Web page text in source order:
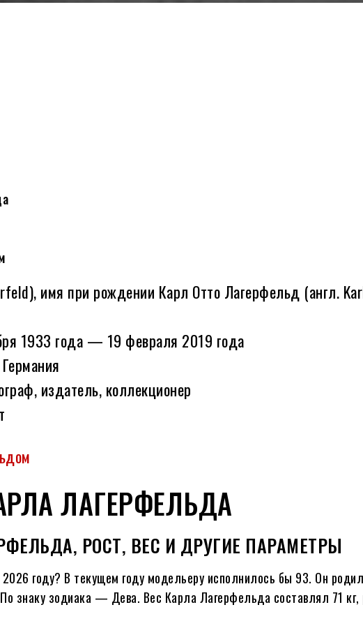
имя при рождении Карл Отто Лагерфельд (англ.
1933 года — 19 февраля 2019 года
издатель, коллекционер
ЛАГЕРФЕЛЬДА
РОСТ, ВЕС И ДРУГИЕ ПАРАМЕТРЫ
2026 году? В текущем году модельеру исполнилось бы 93. Он
знаку зодиака — Дева. Вес Карла Лагерфельда составлял 71